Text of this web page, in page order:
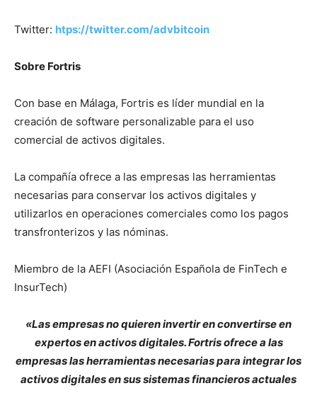
Twitter: htps://twitter.com/advbitcoin
Sobre Fortris
Con base en Málaga, Fortris es líder mundial en la
creación de software personalizable para el uso
comercial de activos digitales.
La compañía ofrece a las empresas las herramientas
necesarias para conservar los activos digitales y
utilizarlos en operaciones comerciales como los pagos
transfronterizos y las nóminas.
Miembro de la AEFI (Asociación Española de FinTech e
InsurTech)
«Las empresas no quieren invertir en convertirse en
expertos en activos digitales. Fortris ofrece a las
empresas las herramientas necesarias para integrar los
activos digitales en sus sistemas financieros actuales